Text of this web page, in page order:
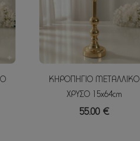
ΚΗΡΟΠΗΓΙΟ ΜΕΤΑΛΛΙΚΟ
ΧΡΥΣΟ 15x64cm
55.00 €